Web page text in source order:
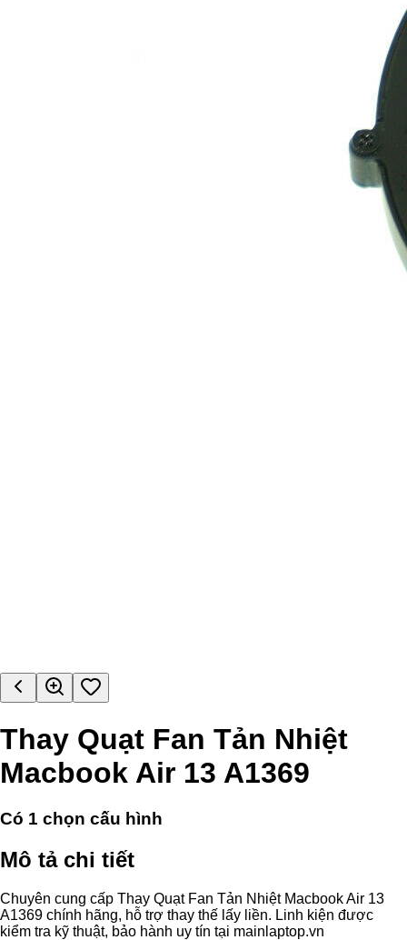
Thay Quạt Fan Tản Nhiệt
Macbook Air 13 A1369
Có 1 chọn cấu hình
Mô tả chi tiết
Chuyên cung cấp Thay Quạt Fan Tản Nhiệt Macbook Air 13
A1369 chính hãng, hỗ trợ thay thế lấy liền. Linh kiện được
kiểm tra kỹ thuật, bảo hành uy tín tại mainlaptop.vn